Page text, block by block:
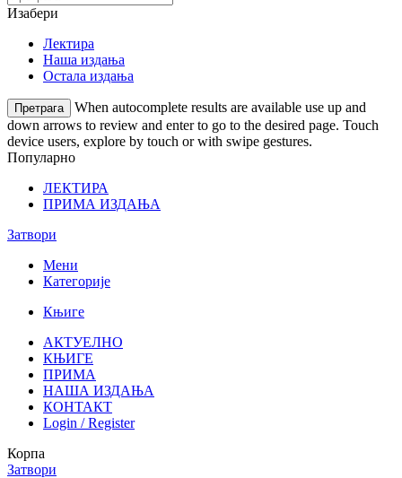
Изабери
Лектира
Наша издања
Остала издања
Претрага
When autocomplete results are available use up and
down arrows to review and enter to go to the desired page. Touch
device users, explore by touch or with swipe gestures.
Популарно
ЛЕКТИРА
ПРИМА ИЗДАЊА
Затвори
Мени
Категорије
Књиге
АКТУЕЛНО
КЊИГЕ
ПРИМА
НАША ИЗДАЊА
КОНТАКТ
Login / Register
Корпа
Затвори